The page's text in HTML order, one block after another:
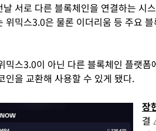
서로 다른 블록체인을 연결하는 시
위믹스3.0은 물론 이더리움 등 주요
믹스3.0이 아닌 다른 블록체인 플랫
인을 교환해 사용할 수 있게 됐다.
장
결